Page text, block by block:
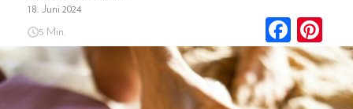
18. Juni 2024
5 Min.